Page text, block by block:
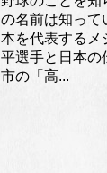
の名前は知って
本を代表するメ
平選手と日本の
市の「高...